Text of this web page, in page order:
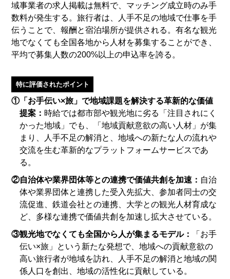
域事業者の求人掲載は無料で、マッチング成立時のみ手
数料が発生する。旅行者は、人手不足の地域で仕事を手
伝うことで、報酬と宿泊場所が提供される。有名な観光
地でなくても全国各地から人材を募集することができ、
平均で募集人数の200%以上の申込率を誇る。
特に評価されたポイント
①「お手伝い×旅」で地域課題を解決する革新的な価値
提案： 時給では都市部や観光地に劣る「注目されにく
かった地域」でも、「地域貢献意欲の高い人材」が集
まり、人手不足の解消と、地域への新たな人の流れや
交流を生む革新的なプラットフォームサービスであ
る。
②自治体や業界団体等との連携で価値共創を加速： 自治
体や業界団体と連携した受入先拡大、参加者同士の交
流促進、鉄道会社との連携、大学との観光人材育成な
ど、多様な連携で価値共創を加速し拡大させている。
③観光地でなくても全国から人が集まるモデル：
「お手
伝い×旅」という新たな発想で、地域への貢献意欲の
高い旅行者が地域を訪れ、人手不足の解消と地域の関
係人口を創出、地域の活性化に貢献している。